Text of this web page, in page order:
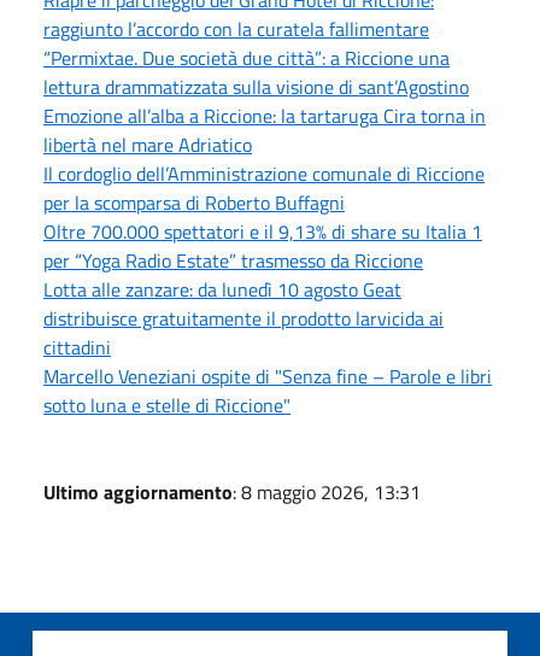
raggiunto l’accordo con la curatela fallimentare
“Permixtae. Due società due città”: a Riccione una
lettura drammatizzata sulla visione di sant’Agostino
Emozione all’alba a Riccione: la tartaruga Cira torna in
libertà nel mare Adriatico
Il cordoglio dell’Amministrazione comunale di Riccione
per la scomparsa di Roberto Buffagni
Oltre 700.000 spettatori e il 9,13% di share su Italia 1
per “Yoga Radio Estate” trasmesso da Riccione
Lotta alle zanzare: da lunedì 10 agosto Geat
distribuisce gratuitamente il prodotto larvicida ai
cittadini
Marcello Veneziani ospite di "Senza fine – Parole e libri
sotto luna e stelle di Riccione"
Ultimo aggiornamento: 8 maggio 2026, 13:31